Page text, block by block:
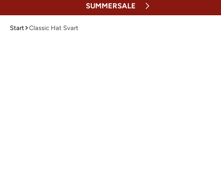
SUMMERSALE
Start Classic Hat Svart